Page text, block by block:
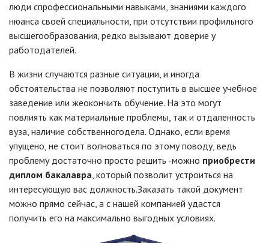
люди спрофессиональными навыками, знаниями каждого
нюанса своей специальности, при отсутствии профильного
высшегообразования, редко вызывают доверие у
работодателей.
В жизни случаются разные ситуации, и иногда
обстоятельства не позволяют поступить в высшее учебное
заведение или жеокончить обучение. На это могут
повлиять как материальные проблемы, так и отдаленность
вуза, наличие собственногодела. Однако, если время
упущено, не стоит волноваться по этому поводу, ведь
проблему достаточно просто решить -можно приобрести
диплом бакалавра, который позволит устроиться на
интересующую вас должность.Заказать такой документ
можно прямо сейчас, а с нашей компанией удастся
получить его на максимально выгодных условиях.